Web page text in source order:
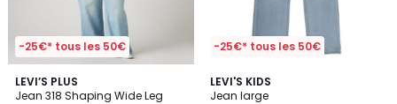
-25€* tous les 50€
LEVI’S PLUS
Jean 318 Shaping Wide Leg
4,4
/ 5
-25€* tous les 50€
LEVI'S KIDS
Jean large
5
/